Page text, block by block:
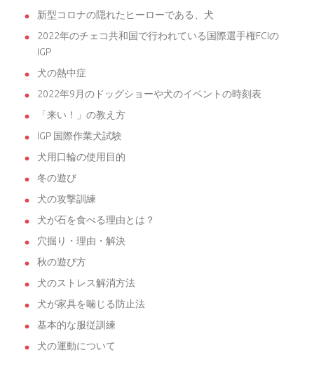
新型コロナの隠れたヒーローである、犬
2022年のチェコ共和国で行われている国際選手権FCIの
IGP
犬の熱中症
2022年9月のドッグショーや犬のイベントの時刻表
「来い！」の教え方
IGP 国際作業犬試験
犬用口輪の使用目的
冬の遊び
犬の攻撃訓練
犬が石を食べる理由とは？
穴掘り・理由・解決
秋の遊び方
犬のストレス解消方法
犬が家具を噛じる防止法
基本的な服従訓練
犬の運動について